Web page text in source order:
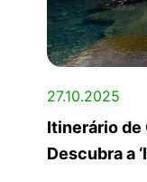
27.10.2025
Itinerário de
Descubra a